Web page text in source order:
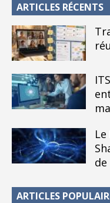
ARTICLES RÉCENTS
de
ARTICLES